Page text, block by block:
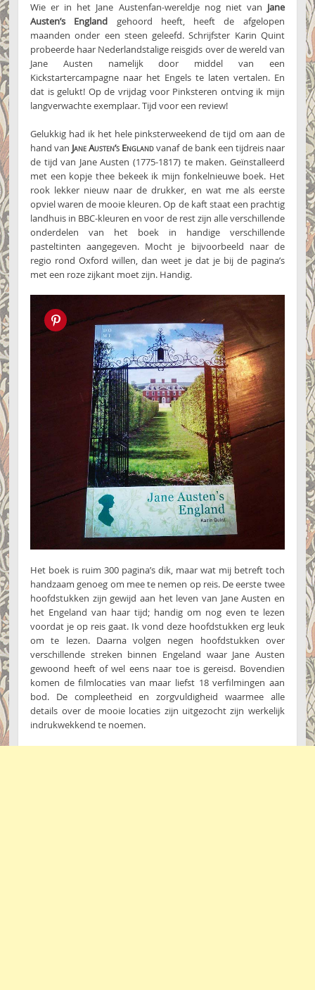
Wie er in het Jane Austenfan-wereldje nog niet van Jane
Austen’s England gehoord heeft, heeft de afgelopen
maanden onder een steen geleefd. Schrijfster Karin Quint
probeerde haar Nederlandstalige reisgids over de wereld van
Jane Austen namelijk door middel van een
Kickstartercampagne naar het Engels te laten vertalen. En
dat is gelukt! Op de vrijdag voor Pinksteren ontving ik mijn
langverwachte exemplaar. Tijd voor een review!
Gelukkig had ik het hele pinksterweekend de tijd om aan de
hand van Jane Austen’s Englandvanaf de bank een tijdreis naar
de tijd van Jane Austen (1775-1817) te maken. Geïnstalleerd
met een kopje thee bekeek ik mijn fonkelnieuwe boek. Het
rook lekker nieuw naar de drukker, en wat me als eerste
opviel waren de mooie kleuren. Op de kaft staat een prachtig
landhuis in BBC-kleuren en voor de rest zijn alle verschillende
onderdelen van het boek in handige verschillende
pasteltinten aangegeven. Mocht je bijvoorbeeld naar de
regio rond Oxford willen, dan weet je dat je bij de pagina’s
met een roze zijkant moet zijn. Handig.
Pin this!
Het boek is ruim 300 pagina’s dik, maar wat mij betreft toch
handzaam genoeg om mee te nemen op reis. De eerste twee
hoofdstukken zijn gewijd aan het leven van Jane Austen en
het Engeland van haar tijd; handig om nog even te lezen
voordat je op reis gaat. Ik vond deze hoofdstukken erg leuk
om te lezen. Daarna volgen negen hoofdstukken over
verschillende streken binnen Engeland waar Jane Austen
gewoond heeft of wel eens naar toe is gereisd. Bovendien
komen de filmlocaties van maar liefst 18 verfilmingen aan
bod. De compleetheid en zorgvuldigheid waarmee alle
details over de mooie locaties zijn uitgezocht zijn werkelijk
indrukwekkend te noemen.